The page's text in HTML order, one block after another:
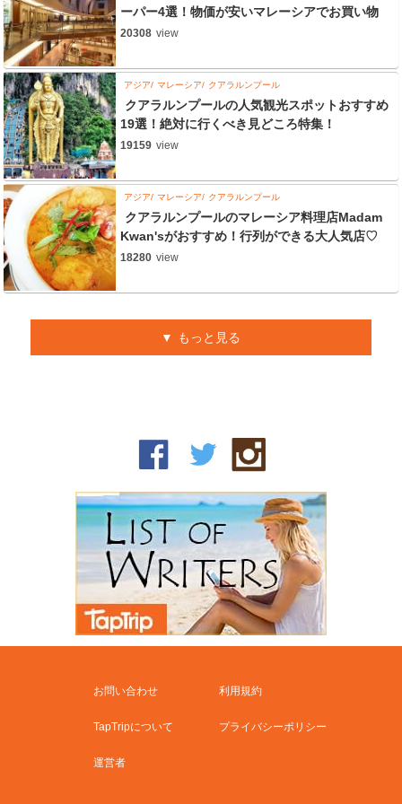
ーパー4選！物価が安いマレーシアでお買い物
20308 view
アジア マレーシア クアラルンプール
クアラルンプールの人気観光スポットおすすめ
19選！絶対に行くべき見どころ特集！
19159 view
アジア マレーシア クアラルンプール
クアラルンプールのマレーシア料理店Madam
Kwan'sがおすすめ！行列ができる大人気店♡
18280 view
もっと見る
お問い合わせ 利用規約
TapTripについて プライバシーポリシー
運営者